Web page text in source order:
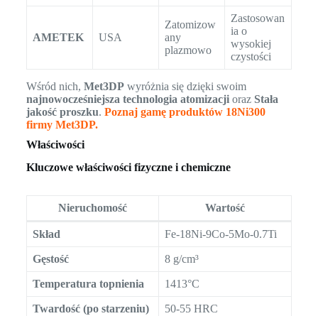
AMETEK USA
Zatomizow
any
plazmowo
Zastosowan
ia o
wysokiej
czystości
Wśród nich, Met3DPwyróżnia się dzięki swoim
najnowocześniejsza technologia atomizacjioraz Stała
jakość proszku. Poznaj gamę produktów 18Ni300
firmy Met3DP.
Właściwości
Kluczowe właściwości fizyczne i chemiczne
Nieruchomość Wartość
Skład Fe-18Ni-9Co-5Mo-0.7Ti
Gęstość 8 g/cm³
Temperatura topnienia 1413°C
Twardość (po starzeniu) 50-55 HRC